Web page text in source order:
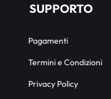
SUPPORTO
Pagamenti
Termini e Condizioni
Privacy Policy